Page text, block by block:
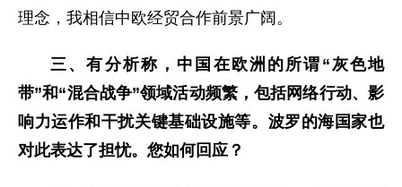
理念，我相信中欧经贸合作前景广阔。
三、有分析称，中国在欧洲的所谓“灰色地
带”和“混合战争”领域活动频繁，包括网络行动、影
响力运作和干扰关键基础设施等。波罗的海国家也
对此表达了担忧。您如何回应？